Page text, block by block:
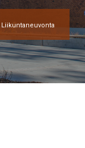
Liikuntaneuvonta